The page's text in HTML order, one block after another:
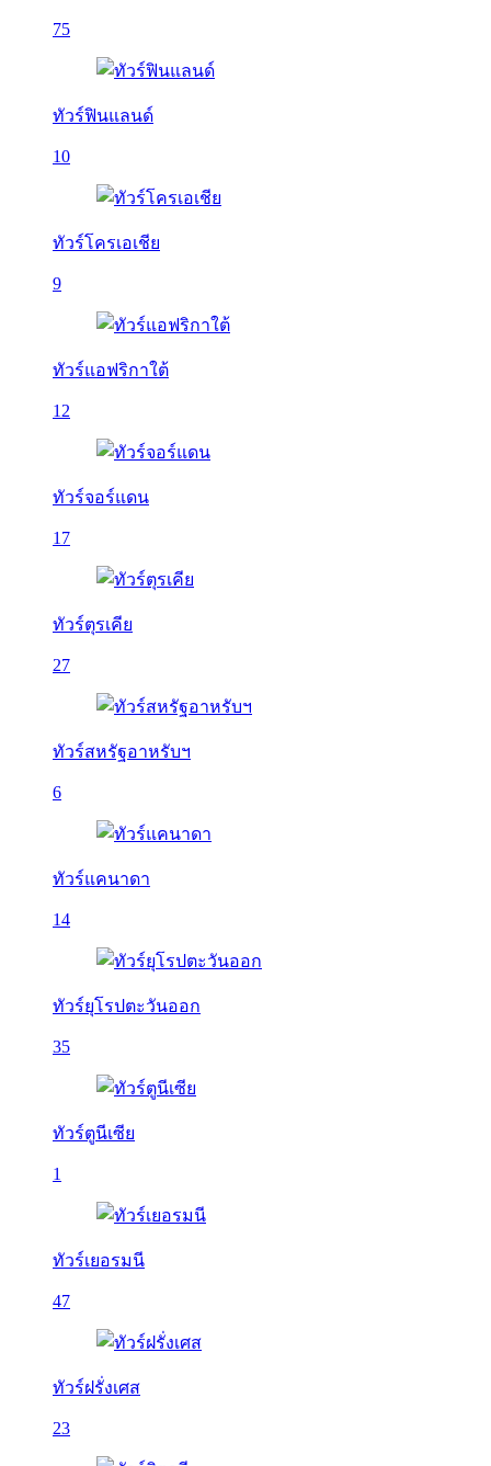
75
ทัวร์ฟินแลนด์
10
ทัวร์โครเอเชีย
9
ทัวร์แอฟริกาใต้
12
ทัวร์จอร์แดน
17
ทัวร์ตุรเคีย
27
ทัวร์สหรัฐอาหรับฯ
6
ทัวร์แคนาดา
14
ทัวร์ยุโรปตะวันออก
35
ทัวร์ตูนีเซีย
1
ทัวร์เยอรมนี
47
ทัวร์ฝรั่งเศส
23